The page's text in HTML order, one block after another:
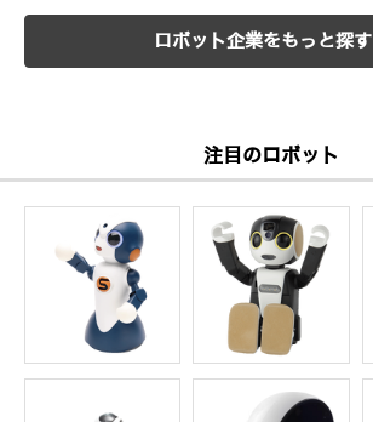
ロボット企業をもっと探す
注目のロボット